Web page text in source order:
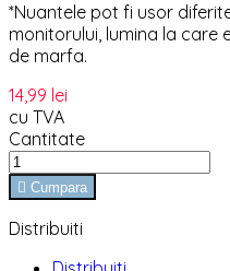
*Nuantele pot fi usor
monitorului, lumina la care
de marfa.
14,99 lei
cu TVA
Cantitate
 Cumpara
Distribuiti